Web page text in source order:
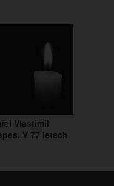
Vlastimil
V 77 letech